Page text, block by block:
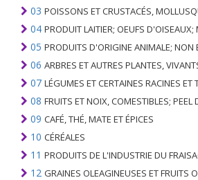
03 POISSONS ET CRUSTACÉS, MOLLUSQUES ET
04 PRODUIT LAITIER; OEUFS D'OISEAUX; MIEL NATUREL; PRODUITS COMESTIBLES D'ORIGINE
05 PRODUITS D'ORIGINE ANIMALE; NON
06 ARBRES ET AUTRES PLANTES, VIVANTS; AMPOULES, RACINES ET ANALOGUES;
07 LÉGUMES ET CERTAINES RACINES ET
08 FRUITS ET NOIX, COMESTIBLES; PEEL
09 CAFÉ, THÉ, MATE ET ÉPICES
10 CÉRÉALES
11 PRODUITS DE L'INDUSTRIE DU FRAISAGE; MALT,
12 GRAINES OLEAGINEUSES ET FRUITS OLÉAGINEUX; GRAINS DIVERS, GRAINES ET FRUITS, PLANTES